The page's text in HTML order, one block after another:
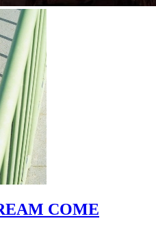
COME